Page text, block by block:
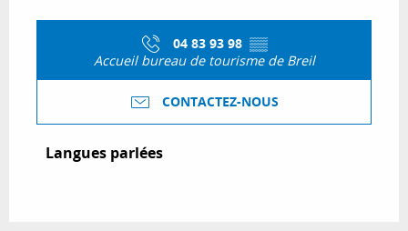
04 83 93 98 ▒▒
Accueil bureau de tourisme de Breil
CONTACTEZ-NOUS
Langues parlées
Langues parlées